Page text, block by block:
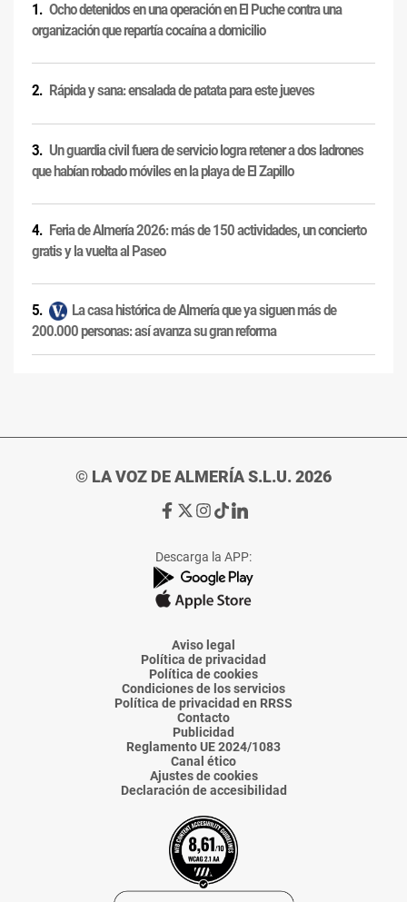
Ocho detenidos en una operación en El Puche contra una
organización que repartía cocaína a domicilio
Rápida y sana: ensalada de patata para este jueves
Un guardia civil fuera de servicio logra retener a dos ladrones
que habían robado móviles en la playa de El Zapillo
Feria de Almería 2026: más de 150 actividades, un concierto
gratis y la vuelta al Paseo
La casa histórica de Almería que ya siguen más de
200.000 personas: así avanza su gran reforma
© LA VOZ DE ALMERÍA S.L.U. 2026
Ir
de
La
Voz
Almería
Ir
de
La
Voz
Almería
Ir
de
La
Voz
Almería
Ir
de
La
Voz
Almería
Ir
de
La
Voz
Descarga la APP:
Aviso legal
Política de privacidad
Política de cookies
Condiciones de los servicios
Política de privacidad en RRSS
Contacto
Publicidad
Reglamento UE 2024/1083
Canal ético
Ajustes de cookies
Declaración de accesibilidad